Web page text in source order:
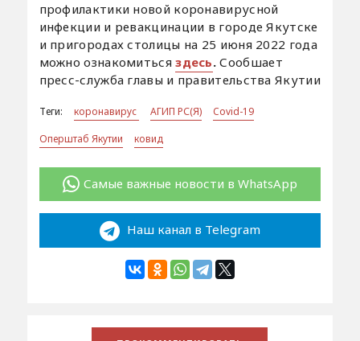
профилактики новой коронавирусной
инфекции и ревакцинации в городе Якутске
и пригородах столицы на 25 июня 2022 года
можно ознакомитьсяздесь. Сообшает
пресс-служба главы и правительства Якутии
Теги: коронавирус АГИП РС(Я)
Covid-19
Оперштаб Якутии
ковид
Самые важные новости в WhatsApp
Наш канал в Telegram